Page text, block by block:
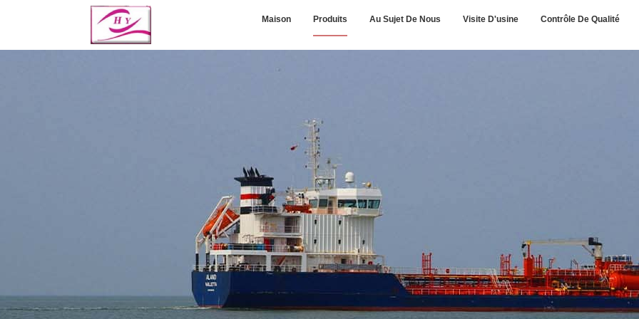
Maison Produits Au Sujet De Nous Visite D'usine Contrôle De Qualité